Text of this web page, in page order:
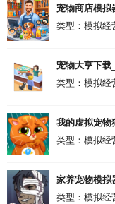
宠物商店模拟
类型：模拟经
宠物大亨下载
类型：模拟经
我的虚拟宠物
卓版
类型：模拟经
家养宠物模拟
类型：模拟经